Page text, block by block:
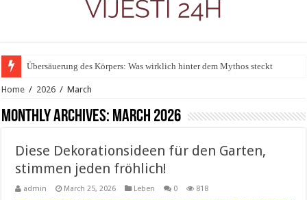
Übersäuerung des Körpers: Was wirklich hinter dem Mythos steckt
Home / 2026 / March
Monthly Archives: March 2026
Diese Dekorationsideen für den Garten,
stimmen jeden fröhlich!
admin March 25, 2026 Leben 0 818